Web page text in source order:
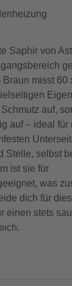
Saphir von
misst 60
auf,
auf – ideal für
Stelle, selbst
ist sie für
was
dich für
einen stets